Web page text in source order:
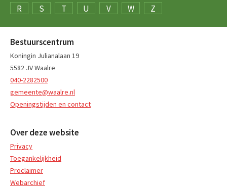
R
S T U V W Z
Bestuurscentrum
Koningin Julianalaan 19
5582 JV Waalre
040-2282500
gemeente@waalre.nl
Openingstijden en contact
Over deze website
Privacy
Toegankelijkheid
Proclaimer
Webarchief